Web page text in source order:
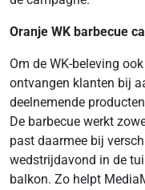
Oranje WK barbecue
Om de WK-beleving
ontvangen klanten bij
deelnemende
De barbecue werkt
past daarmee bij
wedstrijdavond in de
balkon. Zo helpt